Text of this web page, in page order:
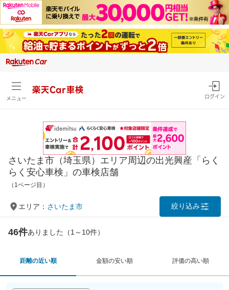
メニュー
楽天Car車検
ログイン
さいたま市（埼玉県）エリア周辺の出光興産「らく
らく安心車検」の車検店舗
（1ページ目）
エリア： さいたま市 絞り込み
46件ありました（1～10件）
距離の近い順 金額の安い順 評価の高い順